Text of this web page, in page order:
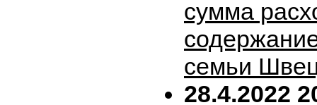
сумма
семьи
28.4.2022